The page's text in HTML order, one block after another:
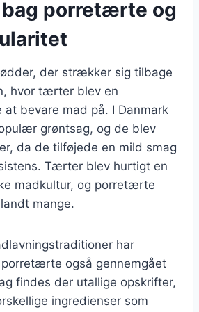
porretærte og
der strækker sig tilbage
hvor tærter blev en
at bevare mad på. I Danmark
grøntsag, og de blev
da de tilføjede en mild smag
Tærter blev hurtigt en
madkultur, og porretærte
mange.
har
også gennemgået
findes der utallige opskrifter,
ingredienser som